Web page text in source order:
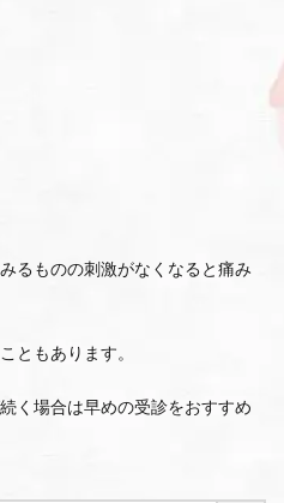
るものの刺激がなくなると痛み
ともあります。
く場合は早めの受診をおすすめ